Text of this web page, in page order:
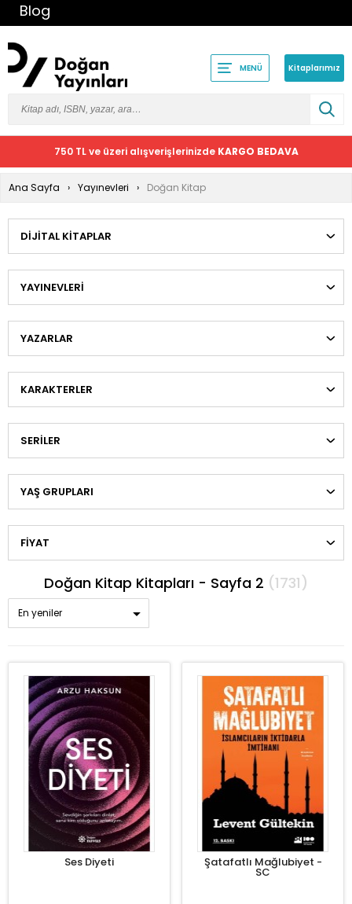
Blog
MENÜ Kitaplarımız
750 TL ve üzeri alışverişlerinizde KARGO BEDAVA
Ana Sayfa Yayınevleri Doğan Kitap
DIJITAL KITAPLAR
YAYINEVLERI
YAZARLAR
KARAKTERLER
SERILER
YAŞ GRUPLARI
FIYAT
Doğan Kitap Kitapları - Sayfa 2 (1731)
En yeniler
Ses Diyeti Şatafatlı Mağlubiyet -
SC